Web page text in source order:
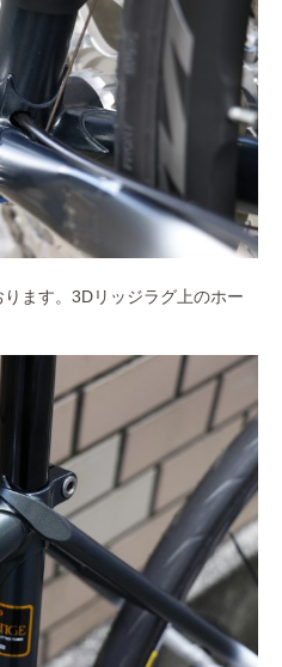
ます。3Dリッジラグ上のホー